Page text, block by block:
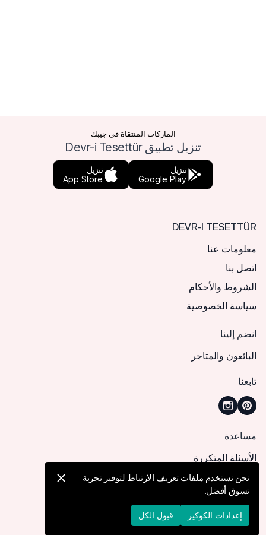
الماركات المنتقاة في جيبك
تنزيل تطبيق Devr-i Tesettür
تنزيل
Google Play
تنزيل
App Store
DEVR-I TESETTÜR
معلومات عنا
اتصل بنا
الشروط والأحكام
سياسة الخصوصية
انضم إلينا
البائعون والمتاجر
تابعنا
مساعدة
الأسئلة المتكررة
كيف يمكنني تقديم طلب؟
الشحن والتوصيل
الإرجاع والإلغاء
نحن نستخدم ملفات تعريف الارتباط لتوفير تجربة
تسوق أفضل.
إعدادات الكوكيز قبول الكل